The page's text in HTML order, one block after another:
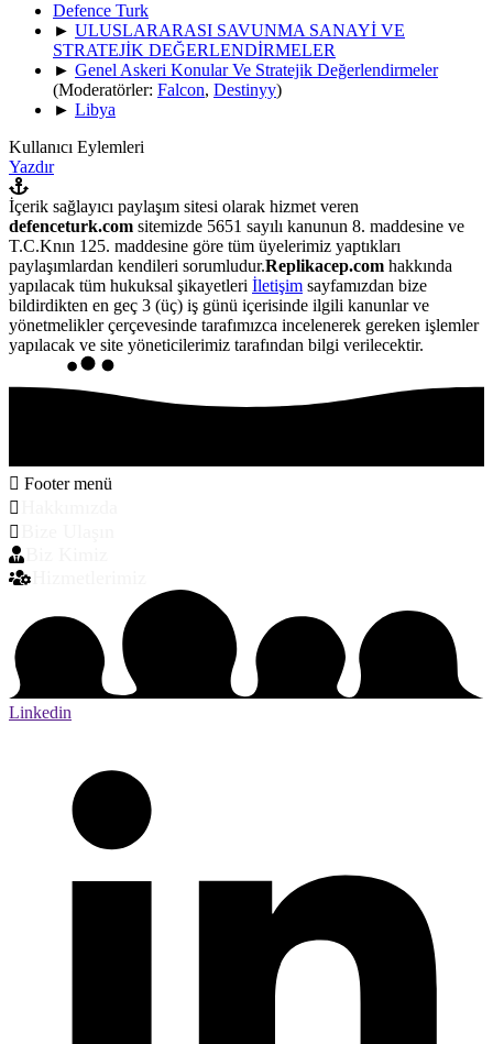
Defence Turk
► ULUSLARARASI SAVUNMA SANAYİ VE
STRATEJİK DEĞERLENDİRMELER
► Genel Askeri Konular Ve Stratejik Değerlendirmeler
(Moderatörler: Falcon, Destinyy)
► Libya
Kullanıcı Eylemleri
Yazdır
İçerik sağlayıcı paylaşım sitesi olarak hizmet veren
defenceturk.com sitemizde 5651 sayılı kanunun 8. maddesine ve
T.C.Knın 125. maddesine göre tüm üyelerimiz yaptıkları
paylaşımlardan kendileri sorumludur.Replikacep.com hakkında
yapılacak tüm hukuksal şikayetleri İletişim sayfamızdan bize
bildirdikten en geç 3 (üç) iş günü içerisinde ilgili kanunlar ve
yönetmelikler çerçevesinde tarafımızca incelenerek gereken işlemler
yapılacak ve site yöneticilerimiz tarafından bilgi verilecektir.
Footer menü
Linkedin